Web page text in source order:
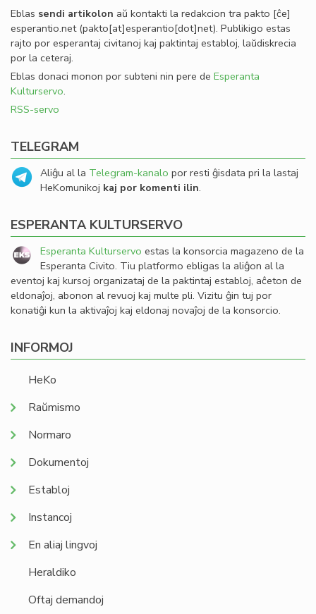
Eblas sendi artikolon aŭ kontakti la redakcion tra pakto [ĉe]
esperantio.net(pakto[at]esperantio[dot]net). Publikigo estas
rajto por esperantaj civitanoj kaj paktintaj establoj, laŭdiskrecia
por la ceteraj.
Eblas donaci monon por subteni nin pere de Esperanta
Kulturservo.
RSS-servo
TELEGRAM
Aliĝu al la Telegram-kanalo por resti ĝisdata pri la lastaj
HeKomunikoj kaj por komenti ilin.
ESPERANTA KULTURSERVO
Esperanta Kulturservo estas la konsorcia magazeno de la
Esperanta Civito. Tiu platformo ebligas la aliĝon al la
eventoj kaj kursoj organizataj de la paktintaj establoj, aĉeton de
eldonaĵoj, abonon al revuoj kaj multe pli. Vizitu ĝin tuj por
konatiĝi kun la aktivaĵoj kaj eldonaj novaĵoj de la konsorcio.
INFORMOJ
HeKo
Raŭmismo
Normaro
Dokumentoj
Establoj
Instancoj
En aliaj lingvoj
Heraldiko
Oftaj demandoj